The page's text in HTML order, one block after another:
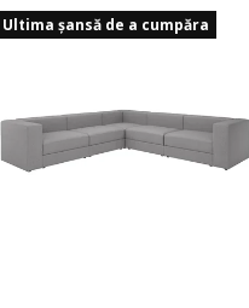
LILLEHEM, Canapea
Ultima șansă de a cumpăra